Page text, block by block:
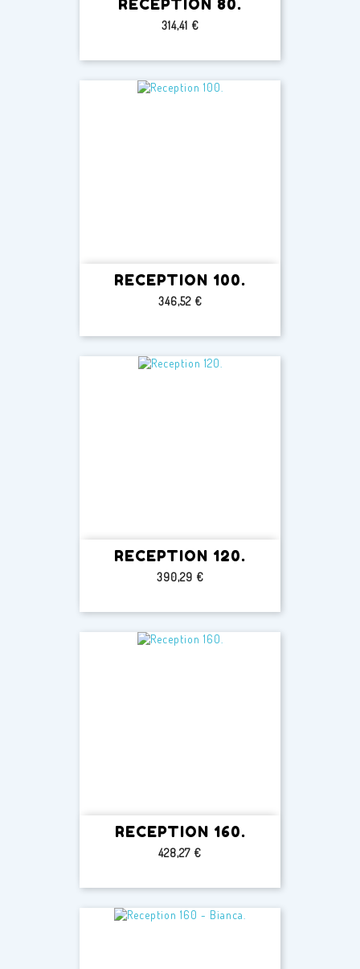
RECEPTION 80.
Prezzo
314,41 €
RECEPTION 100.
Prezzo
346,52 €
RECEPTION 120.
Prezzo
390,29 €
RECEPTION 160.
Prezzo
428,27 €